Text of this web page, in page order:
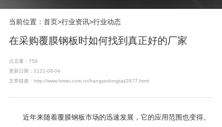
当前位置： 首页 >行业资讯>行业动态
在采购覆膜钢板时如何找到真正好的厂家
点击量：758
更新日期：2121-08-04
文章链接：http://www.himei.com.cn/hangyedongtai/2677.html
近年来随着覆膜钢板市场的迅速发展，它的应用范围也变得。